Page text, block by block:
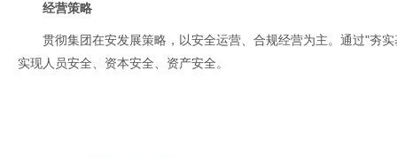
经营策略
贯彻集团在安发展策略，以安全运营、合规经营为主。通过"夯
实现人员安全、资本安全、资产安全。